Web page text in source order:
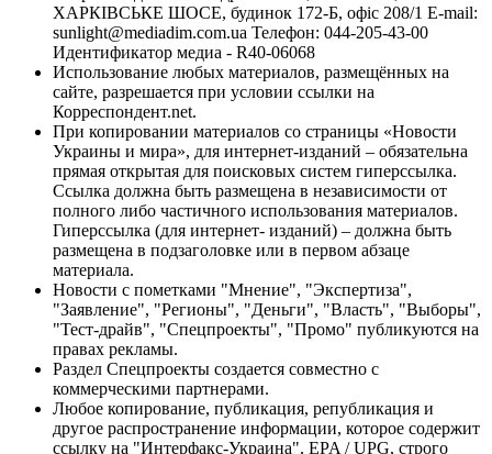
ХАРКІВСЬКЕ ШОСЕ, будинок 172-Б, офіс 208/1 E-mail:
sunlight@mediadim.com.ua Телефон: 044-205-43-00
Идентификатор медиа - R40-06068
Использование любых материалов, размещённых на
сайте, разрешается при условии ссылки на
Корреспондент.net.
При копировании материалов со страницы «Новости
Украины и мира», для интернет-изданий – обязательна
прямая открытая для поисковых систем гиперссылка.
Ссылка должна быть размещена в независимости от
полного либо частичного использования материалов.
Гиперссылка (для интернет- изданий) – должна быть
размещена в подзаголовке или в первом абзаце
материала.
Новости с пометками "Мнение", "Экспертиза",
"Заявление", "Регионы", "Деньги", "Власть", "Выборы",
"Тест-драйв", "Спецпроекты", "Промо" публикуются на
правах рекламы.
Раздел Спецпроекты создается совместно с
коммерческими партнерами.
Любое копирование, публикация, републикация и
другое распространение информации, которое содержит
ссылку на "Интерфакс-Украина", EPA / UPG, строго